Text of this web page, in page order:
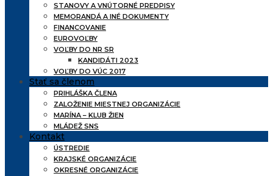
STANOVY A VNÚTORNÉ PREDPISY
MEMORANDÁ A INÉ DOKUMENTY
FINANCOVANIE
EUROVOĽBY
VOĽBY DO NR SR
KANDIDÁTI 2023
VOĽBY DO VÚC 2017
Stať sa členom
PRIHLÁŠKA ČLENA
ZALOŽENIE MIESTNEJ ORGANIZÁCIE
MARÍNA – KLUB ŽIEN
MLÁDEŽ SNS
Kontakt
ÚSTREDIE
KRAJSKÉ ORGANIZÁCIE
OKRESNÉ ORGANIZÁCIE